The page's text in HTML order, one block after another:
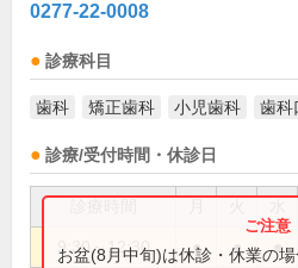
0277-22-0008
診療科目
歯科 矯正歯科 小児歯科 歯科
診療/受付時間・休診日
9:30～12:30 ● ● ●
お盆(8月中旬)は休診・休業の